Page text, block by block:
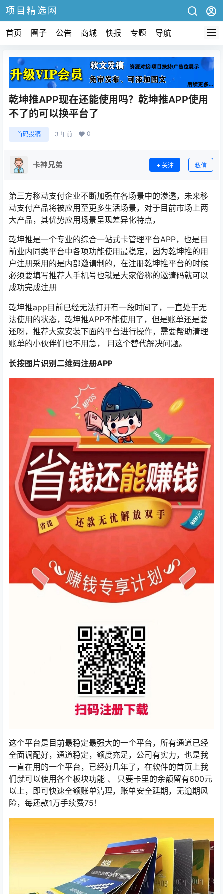
项目精选网
首页 圈子 公告 商城 快报 专题 导航
乾坤推APP现在还能使用吗？乾坤推APP使用
不了的可以换平台了
首码投稿 3 年前 0
卡神兄弟 关注 私信
第三方移动支付企业不断加强在各场景中的渗透，未来移
动支付产品将被应用至更多生活场景，对于目前市场上两
大产品，其优势应用场景呈现差异化特点，
乾坤推是一个专业的综合一站式卡管理平台APP，也是目
前业内同类平台中各项功能使用最稳定，因为乾坤推的用
户注册采用的是内部邀请制的，在注册乾坤推平台的时候
必须要填写推荐人手机号也就是大家俗称的邀请码就可以
成功完成注册
乾坤推app目前已经无法打开有一段时间了，一直处于无
法使用的状态，乾坤推APP不能使用了，但是账单还是要
还呀，推荐大家安装下面的平台进行操作，需要帮助清理
账单的小伙伴们也不用急， 用这个替代解决问题。
长按图片识别二维码注册APP
这个平台是目前最稳定最强大的一个平台，所有通道已经
全面调配好，通道稳定，额度充足，公司有实力，也是我
一直在用的一个平台，已经好几年了，在软件的首页上我
们就可以使用各个板块功能 、 ​​​​​​​只要卡里的余额留有600元
以上，即可快速全额账单清理，账单安全延期，无逾期风
险，每还款1万手续费75！